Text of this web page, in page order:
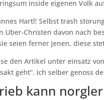
inside eigenen Volk
Hartl! Selbst trash
Uber-Christen davon nach
seien ferner jenen, diese
den Artikel unter einsatz
geht“. Ich selber genoss
kann